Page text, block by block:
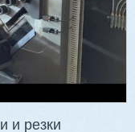
и резки